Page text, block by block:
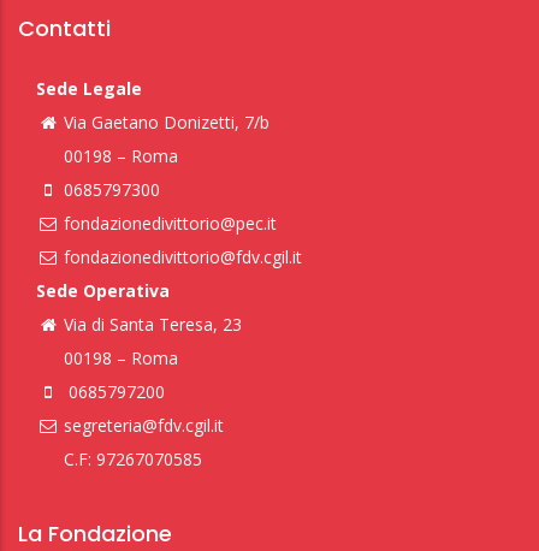
Contatti
Sede Legale
Via Gaetano Donizetti, 7/b
00198 – Roma
0685797300
fondazionedivittorio@pec.it
fondazionedivittorio@fdv.cgil.it
Sede Operativa
Via di Santa Teresa, 23
00198 – Roma
0685797200
segreteria@fdv.cgil.it
C.F: 97267070585
La Fondazione